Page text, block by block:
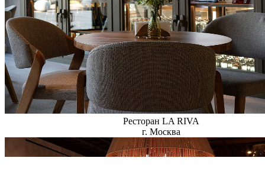
Ресторан LA RIVA
г. Москва